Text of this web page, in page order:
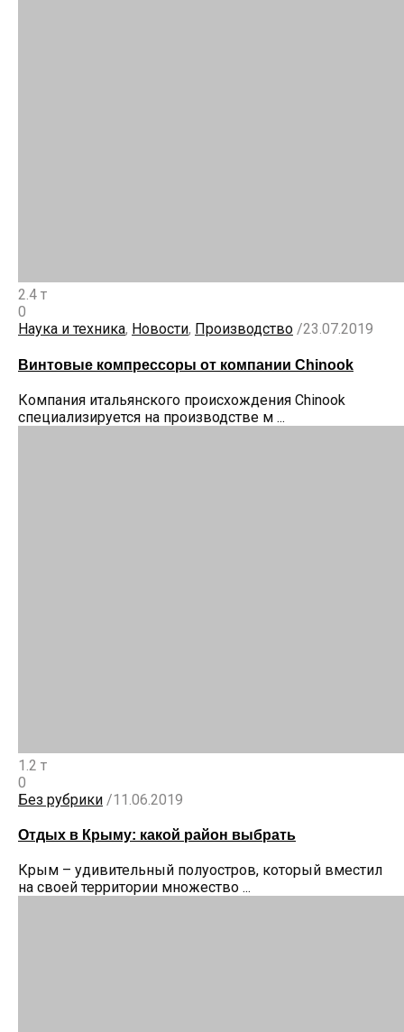
2.4 т
0
Наука и техника, Новости, Производство /23.07.2019
Винтовые компрессоры от компании Chinook
Компания итальянского происхождения Chinook
специализируется на производстве м ...
1.2 т
0
Без рубрики /11.06.2019
Отдых в Крыму: какой район выбрать
Крым – удивительный полуостров, который вместил
на своей территории множество ...